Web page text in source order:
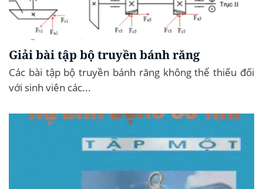
Giải bài tập bộ truyền bánh răng
Các bài tập bộ truyền bánh răng không thể thiếu đối
với sinh viên các...